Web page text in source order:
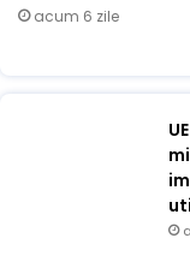
acum 6 zile